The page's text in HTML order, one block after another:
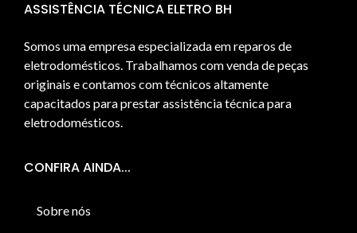
ASSISTÊNCIA TÉCNICA ELETRO BH
Somos uma empresa especializada em reparos de
eletrodomésticos. Trabalhamos com venda de peças
originais e contamos com técnicos altamente
capacitados para prestar assistência técnica para
eletrodomésticos.
CONFIRA AINDA...
Sobre nós